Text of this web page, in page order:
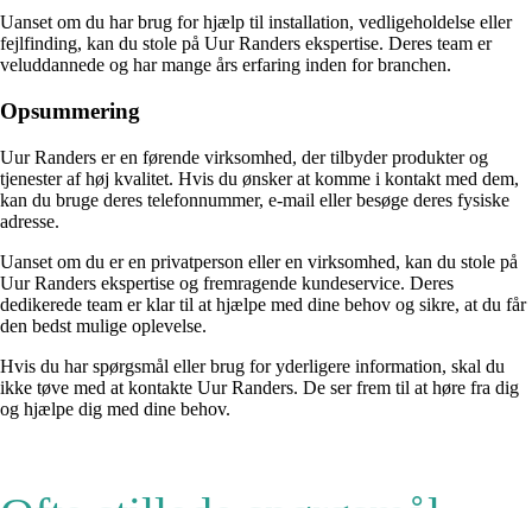
Uanset om du har brug for hjælp til installation, vedligeholdelse eller
fejlfinding, kan du stole på Uur Randers ekspertise. Deres team er
veluddannede og har mange års erfaring inden for branchen.
Opsummering
Uur Randers er en førende virksomhed, der tilbyder produkter og
tjenester af høj kvalitet. Hvis du ønsker at komme i kontakt med dem,
kan du bruge deres telefonnummer, e-mail eller besøge deres fysiske
adresse.
Uanset om du er en privatperson eller en virksomhed, kan du stole på
Uur Randers ekspertise og fremragende kundeservice. Deres
dedikerede team er klar til at hjælpe med dine behov og sikre, at du får
den bedst mulige oplevelse.
Hvis du har spørgsmål eller brug for yderligere information, skal du
ikke tøve med at kontakte Uur Randers. De ser frem til at høre fra dig
og hjælpe dig med dine behov.